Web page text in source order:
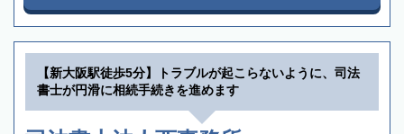
【新大阪駅徒歩5分】トラブルが起こらないように、司法
書士が円滑に相続手続きを進めます